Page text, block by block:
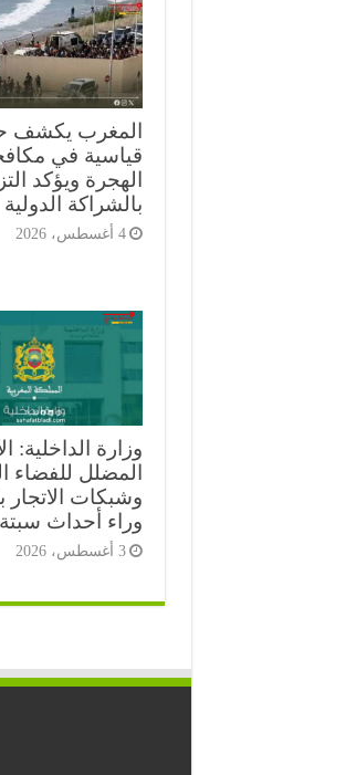
المغرب يكشف
قياسية في
الهجرة ويؤكد
بالشراكة الدولية
4 أغسطس، 2026
وزارة الداخلية:
المضلل للفضاء
وشبكات الاتجار
وراء أحداث سبتة
3 أغسطس، 2026